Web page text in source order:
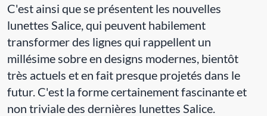
C'est ainsi que se présentent les nouvelles
lunettes Salice, qui peuvent habilement
transformer des lignes qui rappellent un
millésime sobre en designs modernes, bientôt
très actuels et en fait presque projetés dans le
futur. C'est la forme certainement fascinante et
non triviale des dernières lunettes Salice.